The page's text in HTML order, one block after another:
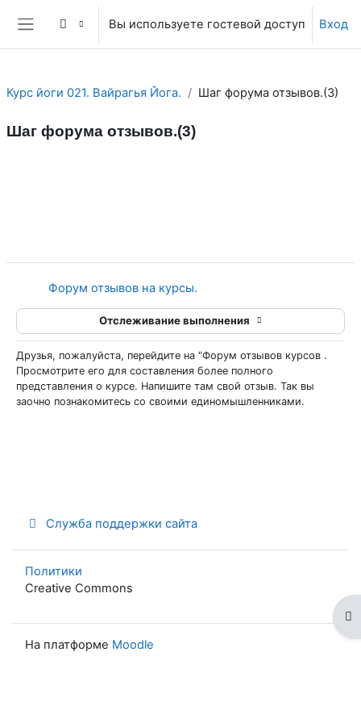
Перейти к основному содержанию
Боковая панель
Вы используете гостевой доступ Вход
Курс йоги 021. Вайрагья Йога. Шаг форума отзывов.(3)
Шаг форума отзывов.(3)
Форум отзывов на курсы.
Отслеживание выполнения
Друзья, пожалуйста, перейдите на "Форум отзывов курсов .
Просмотрите его для составления более полного
представления о курсе. Напишите там свой отзыв. Так вы
заочно познакомитесь со своими единомышленниками.
Служба поддержки сайта
Политики
Creative Commons
На платформе Moodle